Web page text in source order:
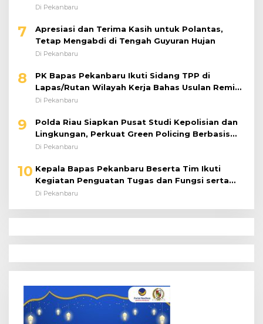
Perkuat Kinerja Satuan
Di Pekanbaru
7
Apresiasi dan Terima Kasih untuk Polantas,
Tetap Mengabdi di Tengah Guyuran Hujan
Di Pekanbaru
8
PK Bapas Pekanbaru Ikuti Sidang TPP di
Lapas/Rutan Wilayah Kerja Bahas Usulan Remisi
Umum Jelang Hari Kemerdekaan
Di Pekanbaru
9
Polda Riau Siapkan Pusat Studi Kepolisian dan
Lingkungan, Perkuat Green Policing Berbasis
Riset
Di Pekanbaru
10 Kepala Bapas Pekanbaru Beserta Tim Ikuti
Kegiatan Penguatan Tugas dan Fungsi serta
Paparan Penempatan WBP ke Lapas Terbuka
Di Pekanbaru